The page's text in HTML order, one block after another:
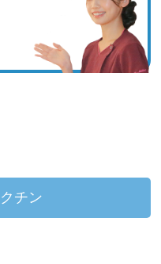
チン